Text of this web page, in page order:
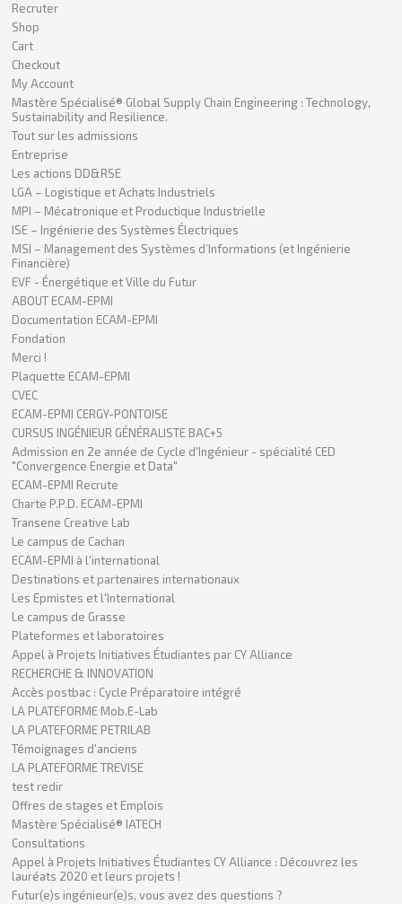
Recruter
Shop
Cart
Checkout
My Account
Mastère Spécialisé® Global Supply Chain Engineering : Technology,
Sustainability and Resilience.
Tout sur les admissions
Entreprise
Les actions DD&RSE
LGA – Logistique et Achats Industriels
MPI – Mécatronique et Productique Industrielle
ISE – Ingénierie des Systèmes Électriques
MSI – Management des Systèmes d’Informations (et Ingénierie
Financière)
EVF - Énergétique et Ville du Futur
ABOUT ECAM-EPMI
Documentation ECAM-EPMI
Fondation
Merci !
Plaquette ECAM-EPMI
CVEC
ECAM-EPMI CERGY-PONTOISE
CURSUS INGÉNIEUR GÉNÉRALISTE BAC+5
Admission en 2e année de Cycle d'Ingénieur - spécialité CED
"Convergence Energie et Data"
ECAM-EPMI Recrute
Charte P.P.D. ECAM-EPMI
Transene Creative Lab
Le campus de Cachan
ECAM-EPMI à l'international
Destinations et partenaires internationaux
Les Epmistes et l'International
Le campus de Grasse
Plateformes et laboratoires
Appel à Projets Initiatives Étudiantes par CY Alliance
RECHERCHE & INNOVATION
Accès postbac : Cycle Préparatoire intégré
LA PLATEFORME Mob.E-Lab
LA PLATEFORME PETRILAB
Témoignages d'anciens
LA PLATEFORME TREVISE
test redir
Offres de stages et Emplois
Mastère Spécialisé® IATECH
Consultations
Appel à Projets Initiatives Étudiantes CY Alliance : Découvrez les
lauréats 2020 et leurs projets !
Futur(e)s ingénieur(e)s, vous avez des questions ?